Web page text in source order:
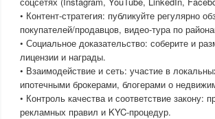
• Контент-стратегия: публикуйте регулярно
покупателей/продавцов, видео-тура по
• Социальное доказательство: соберите и
лицензии и награды.
• Взаимодействие и сеть: участие в
ипотечными брокерами, блогерами о
• Контроль качества и соответствие
рекламных правил и KYC-процедур.